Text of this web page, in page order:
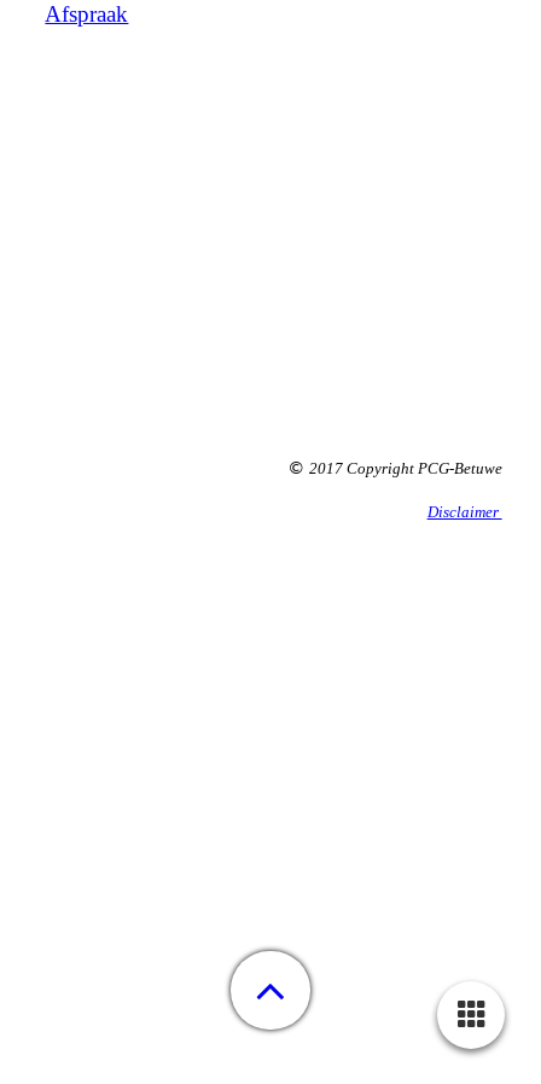
Afspraak
© 2017 Copyright PCG-Betuwe
Disclaimer